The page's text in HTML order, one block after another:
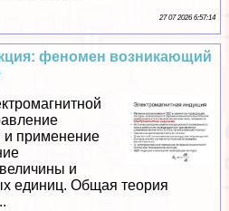
27 07 2026 6:57:14
феномен возникающий
и применение
и
единиц. Общая теория